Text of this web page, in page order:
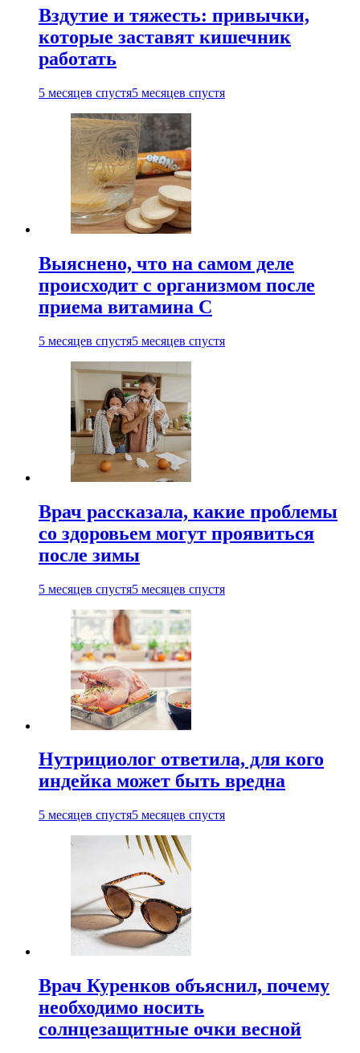
Вздутие и тяжесть: привычки,
которые заставят кишечник
работать
5 месяцев спустя5 месяцев спустя
Выяснено, что на самом деле
происходит с организмом после
приема витамина С
5 месяцев спустя5 месяцев спустя
Врач рассказала, какие проблемы
со здоровьем могут проявиться
после зимы
5 месяцев спустя5 месяцев спустя
Нутрициолог ответила, для кого
индейка может быть вредна
5 месяцев спустя5 месяцев спустя
Врач Куренков объяснил, почему
необходимо носить
солнцезащитные очки весной